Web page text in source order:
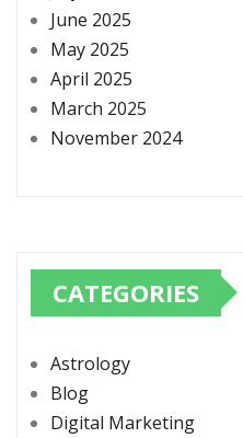
June 2025
May 2025
April 2025
March 2025
November 2024
CATEGORIES
Astrology
Blog
Digital Marketing